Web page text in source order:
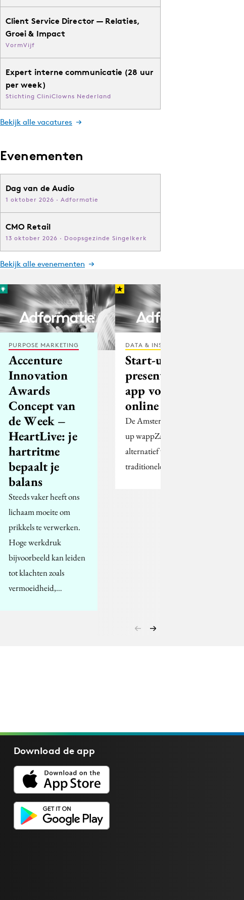
Client Service Director — Relaties,
Groei & Impact
VormVijf
Expert interne communicatie (28 uur
per week)
Stichting CliniClowns Nederland
Bekijk alle vacatures
Evenementen
Dag van de Audio
1 oktober 2026 · Adformatie
CMO Retail
13 oktober 2026 · Doopsgezinde Singelkerk
Bekijk alle evenementen
PURPOSE MARKETING
Accenture
Innovation
Awards
Concept van
de Week –
HeartLive: je
hartritme
bepaalt je
balans
Steeds vaker heeft ons
lichaam moeite om
prikkels te verwerken.
Hoge werkdruk
bijvoorbeeld kan leiden
tot klachten zoals
vermoeidheid,…
DATA & INSIGHTS
Start-up
presenteert
app voor
online tv
De Amsterdamse start-
up wappZapp biedt een
alternatief voor
traditionele TV.
Download deapp